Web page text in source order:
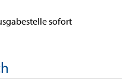
sofort